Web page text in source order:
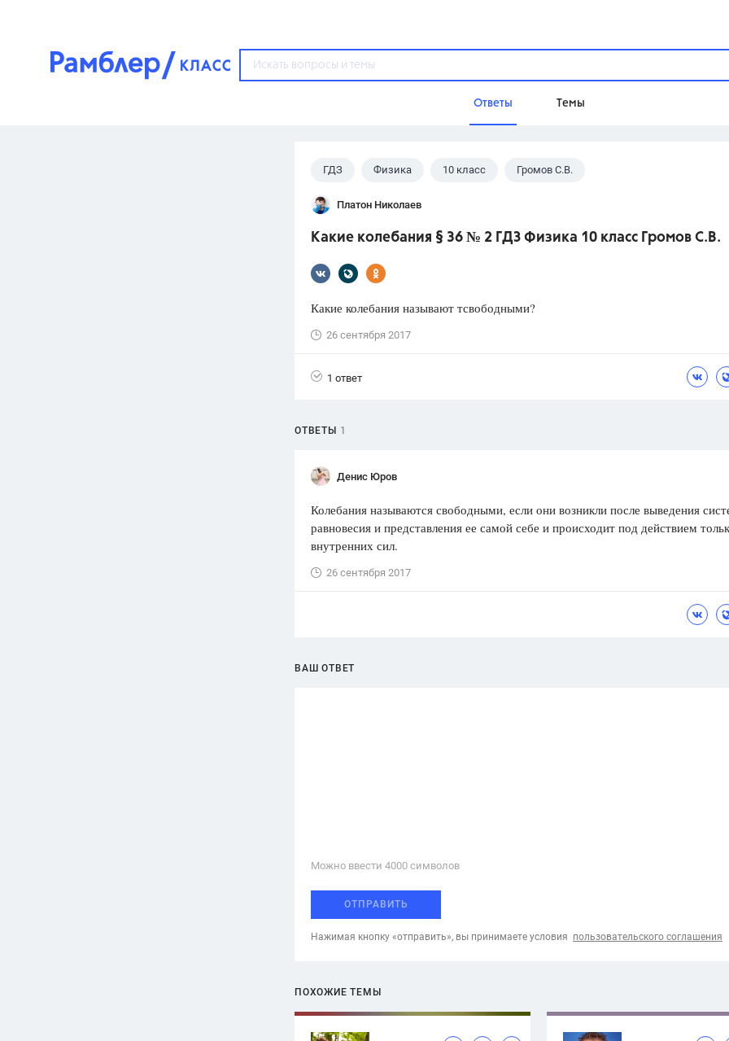
Ответы Темы
Популярные темы
3273 ответа
3460 ответов
Олимпиады
Spotlight
ГИА
ответов
Домашнее задание
Цыбулько И.П.,
ГДЗ Физика 10 класс Громов С.В.
Платон Николаев
Какие колебания § 36 № 2 ГДЗ Физика 10 класс Громов С.В.
Какие колебания называют тсвободными?
26 сентября 2017
1 ответ
ОТВЕТЫ 1
Денис Юров
Колебания называются свободными, если они возникли после выведения
равновесия и представления ее самой себе и происходит под действием
внутренних сил.
26 сентября 2017
ВАШ ОТВЕТ
Можно ввести 4000 cимволов
ОТПРАВИТЬ
Нажимая кнопку «отправить», вы принимаете условия пользовательского соглашения
ПОХОЖИЕ ТЕМЫ